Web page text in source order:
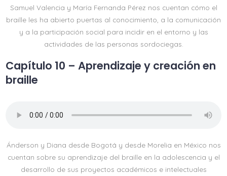
Samuel Valencia y María Fernanda Pérez nos cuentan cómo el
braille les ha abierto puertas al conocimiento, a la comunicación
y a la participación social para incidir en el entorno y las
actividades de las personas sordociegas.
Capítulo 10 – Aprendizaje y creación en
braille
Ánderson y Diana desde Bogotá y desde Morelia en México nos
cuentan sobre su aprendizaje del braille en la adolescencia y el
desarrollo de sus proyectos académicos e intelectuales